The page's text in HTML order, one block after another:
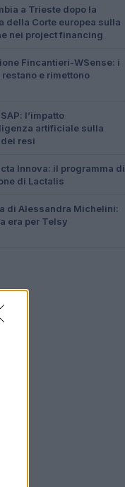
a Trieste dopo la
della Corte europea sulla
nei project financing
Fincantieri-WSense: i
e rimettono
l’impatto
artificiale sulla
resi
Innova: il programma di
di Lactalis
di Alessandra Michelini:
era per Telsy